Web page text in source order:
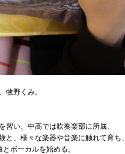
牧野くみ。
習い、中高では吹奏楽部に所属、
と、様々な楽器や音楽に触れて育ち、
ボーカルを始める。